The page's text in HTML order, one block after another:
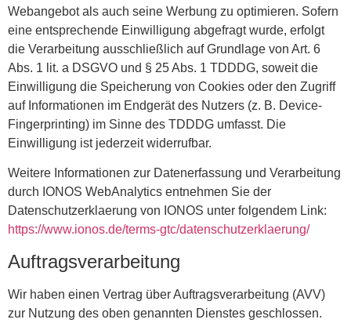
Webangebot als auch seine Werbung zu optimieren. Sofern
eine entsprechende Einwilligung abgefragt wurde, erfolgt
die Verarbeitung ausschließlich auf Grundlage von Art. 6
Abs. 1 lit. a DSGVO und § 25 Abs. 1 TDDDG, soweit die
Einwilligung die Speicherung von Cookies oder den Zugriff
auf Informationen im Endgerät des Nutzers (z. B. Device-
Fingerprinting) im Sinne des TDDDG umfasst. Die
Einwilligung ist jederzeit widerrufbar.
Weitere Informationen zur Datenerfassung und Verarbeitung
durch IONOS WebAnalytics entnehmen Sie der
Datenschutzerklaerung von IONOS unter folgendem Link:
https://www.ionos.de/terms-gtc/datenschutzerklaerung/
Auftragsverarbeitung
Wir haben einen Vertrag über Auftragsverarbeitung (AVV)
zur Nutzung des oben genannten Dienstes geschlossen.